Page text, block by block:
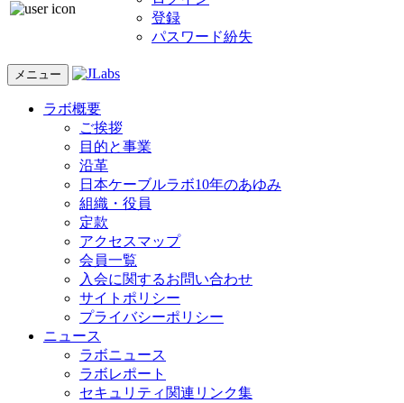
登録
パスワード紛失
メニュー
ラボ概要
ご挨拶
目的と事業
沿革
日本ケーブルラボ10年のあゆみ
組織・役員
定款
アクセスマップ
会員一覧
入会に関するお問い合わせ
サイトポリシー
プライバシーポリシー
ニュース
ラボニュース
ラボレポート
セキュリティ関連リンク集